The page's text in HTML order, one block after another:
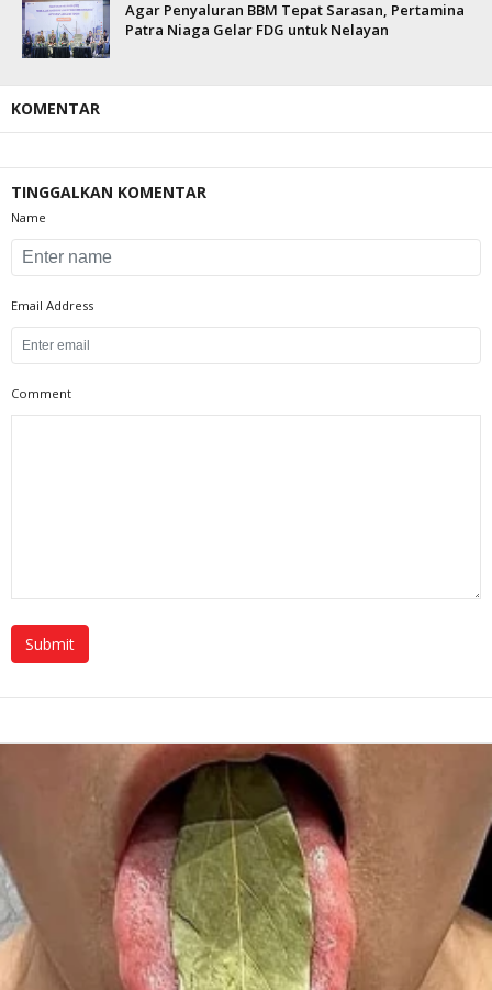
Agar Penyaluran BBM Tepat Sarasan, Pertamina
Patra Niaga Gelar FDG untuk Nelayan
KOMENTAR
TINGGALKAN KOMENTAR
Name
Email Address
Comment